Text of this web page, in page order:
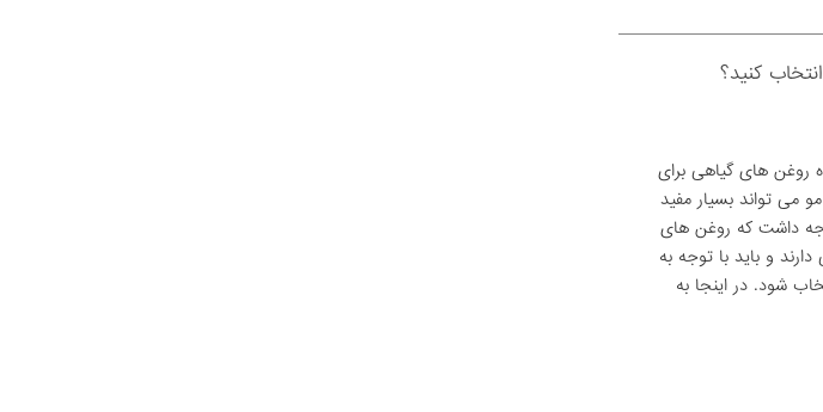
کنید؟
روغن های گیاهی برای
می تواند بسیار مفید
داشت که روغن های
و باید با توجه به
شود. در اینجا به